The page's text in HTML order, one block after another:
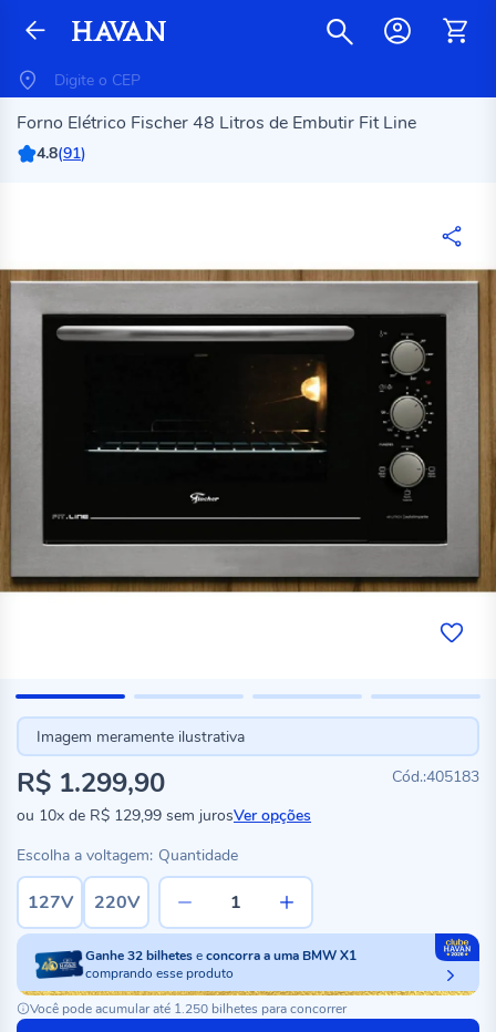
Forno Elétrico Fischer 48 Litros de Embutir Fit Line
4.8(91)
Imagem meramente ilustrativa
405183
R$ 1.299,90
ou 10x de R$ 129,99 sem jurosVer opções
Escolha a voltagem:
127V 220V
Quantidade
Ganhe32bilheteseconcorra a uma BMW X1
comprando esse produto
Você pode acumular até 1.250 bilhetes para concorrer